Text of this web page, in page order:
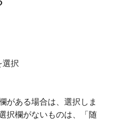
選択
がある場合は、選択しま
択欄がないものは、「随